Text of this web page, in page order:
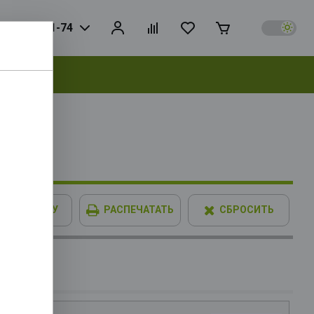
728-81-74
В КОРЗИНУ РАСПЕЧАТАТЬ СБРОСИТЬ